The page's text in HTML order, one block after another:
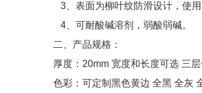
3、表面为柳叶纹防滑设计，使用
4、可耐酸碱溶剂，弱酸弱碱。
二、产品规格：
厚度：20mm 宽度和长度可选 三层
色彩：可定制黑色黄边 全黑 全灰